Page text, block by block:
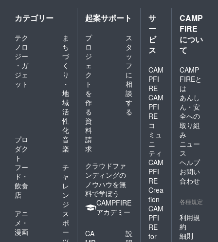
カテゴリー
テク
ノロ
ジー
・ガ
ジェ
ット
ま
ち
づ
く
り
・
地
域
活
性
化
プロ
ダク
ト
音
楽
フー
ド・
飲食
店
チ
ャ
レ
ン
ジ
アニ
メ・
漫画
ス
ポ
ー
起案サポート
プ
ロ
ジ
ェ
ク
ト
を
作
る
ス
タ
ッ
フ
に
相
談
す
る
資
料
請
求
クラウドファ
ンディングの
ノウハウを無
料で学ぼう
CAMPFIRE
アカデミー
CA
説
サ
ー
ビ
ス
CAM
PFI
RE
CAM
PFI
RE
コ
ミュ
ニ
ティ
CAM
PFI
RE
Crea
tion
CAM
PFI
RE
for
CAMP
FIRE
につい
て
CAMP
FIREと
は
あんし
ん・安
全への
取り組
み
ニュー
ス
ヘルプ
お問い
合わせ
各種規定
利用規
約
細則